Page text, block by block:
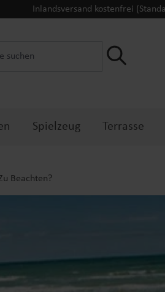
Inlandsversand kostenfrei
Spielzeug Terrasse
Beachten?